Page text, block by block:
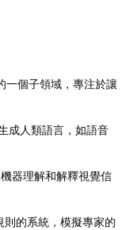
一個子領域，專注於讓
成人類語言，如語音
機器理解和解釋視覺信
則的系統，模擬專家的